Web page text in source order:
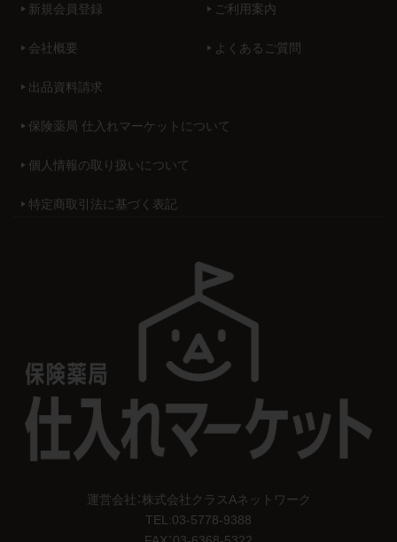
運営会社：株式会社クラスAネットワーク
TEL:03-5778-9388
新規会員登録 ご利用案内
会社概要 よくあるご質問
出品資料請求
保険薬局 仕入れマーケットについて
個人情報の取り扱いについて
特定商取引法に基づく表記